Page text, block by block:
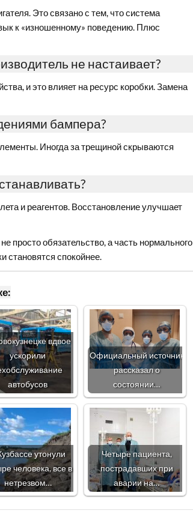
Это связано с тем, что система
к «изношенному» поведению. Плюс
не настаивает?
и это влияет на ресурс коробки. Замена
бампера?
Иногда за трещиной скрываются
и реагентов. Восстановление улучшает
просто обязательство, а часть нормального
становятся спокойнее.
вдвое
ускорили
автобусов
Официальный источник
рассказал о
состоянии…
утонули
человека, все в
нетрезвом…
Четыре пациента,
пострадавших при
аварии на…